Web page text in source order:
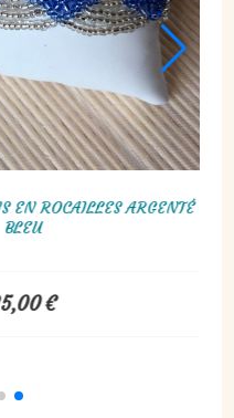
BRACELET TRIPLE RANG,